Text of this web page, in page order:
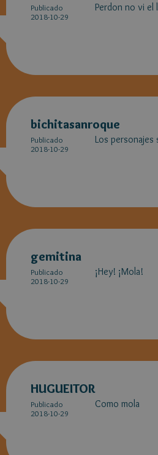
Publicado
2018-10-29
Perdon no
bichitasanroque
Publicado
2018-10-29
Los
gemitina
Publicado
2018-10-29
¡Hey! ¡Mola!
HUGUEITOR
Publicado
2018-10-29
Como mola